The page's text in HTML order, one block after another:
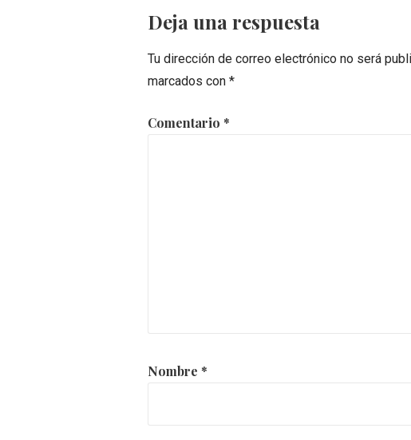
entradas
Deja una respuesta
Tu dirección de correo electrónico no será
marcados con*
Comentario *
Nombre *